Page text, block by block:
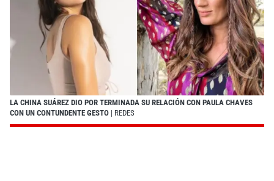
LA CHINA SUÁREZ DIO POR TERMINADA SU RELACIÓN CON PAULA CHAVES
CON UN CONTUNDENTE GESTO | REDES